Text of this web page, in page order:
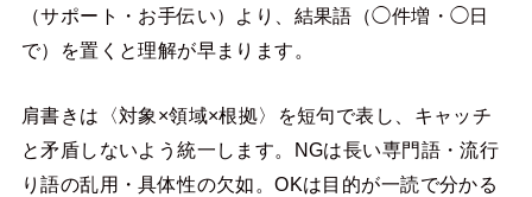
（サポート・お手伝い）より、結果語（◯件増・◯日
で）を置くと理解が早まります。
肩書きは〈対象×領域×根拠〉を短句で表し、キャッチ
と矛盾しないよう統一します。NGは長い専門語・流行
り語の乱用・具体性の欠如。OKは目的が一読で分かる